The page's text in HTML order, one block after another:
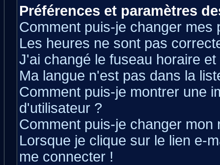
Préférences et paramètres
Comment puis-je changer mes
Les heures ne sont pas
J'ai changé le fuseau horaire
Ma langue n'est pas dans la
Comment puis-je montrer une
d'utilisateur ?
Comment puis-je changer mon
Lorsque je clique sur le lien e-
me connecter !